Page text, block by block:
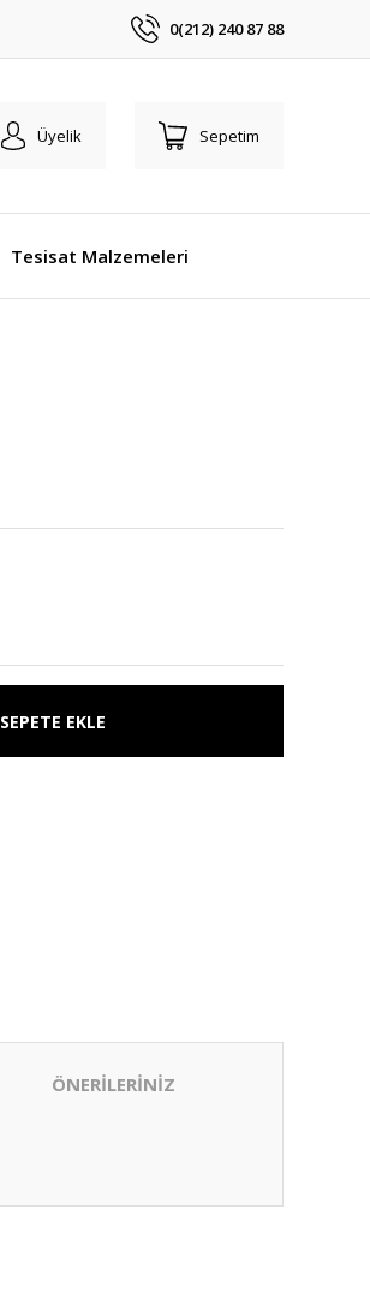
0(212) 240 87 88
Üyelik Sepetim
Tesisat Malzemeleri
SEPETE EKLE
ÖNERİLERİNİZ